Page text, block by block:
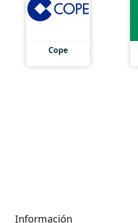
Cope
Información